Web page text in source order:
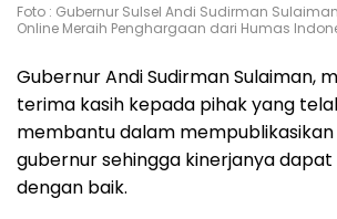
Foto : Gubernur Sulsel Andi Sudirman
Online Meraih Penghargaan dari Humas
Gubernur Andi Sudirman Sulaiman,
terima kasih kepada pihak yang
membantu dalam
gubernur sehingga kinerjanya
dengan baik.